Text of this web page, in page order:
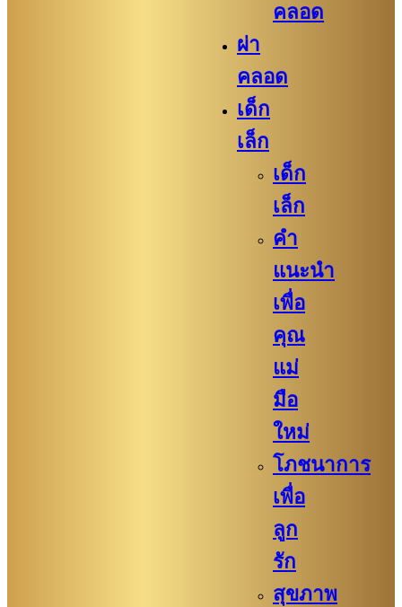
คลอด
ผ่า
คลอด
เด็ก
เล็ก
เด็ก
เล็ก
คำ
แนะนำ
เพื่อ
คุณ
แม่
มือ
ใหม่
โภชนาการ
เพื่อ
ลูก
รัก
สุขภาพ